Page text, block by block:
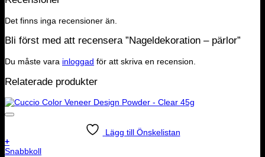
Det finns inga recensioner än.
Bli först med att recensera ”Nageldekoration – pärlor”
Du måste vara inloggad för att skriva en recension.
Relaterade produkter
Lägg till Önskelistan
+
Snabbkoll